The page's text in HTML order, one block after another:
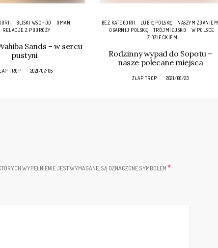
BLISKI WSCHÓD
OMAN
RELACJE Z PODRÓŻY
Sands – w sercu
pustyni
TROP 2021/07/05
BEZ KATEGORII LUBIĘ POLSKĘ
NASZYM ZDANIEM
OGARNIJ POLSKĘ
TRÓJMIEJSKO
W POLSCE
Z DZIECKIEM
Rodzinny wypad do Sopotu –
nasze polecane miejsca
ZŁAP TROP 2021/06/23
WYPEŁNIENIE JEST WYMAGANE, SĄ OZNACZONE SYMBOLEM*